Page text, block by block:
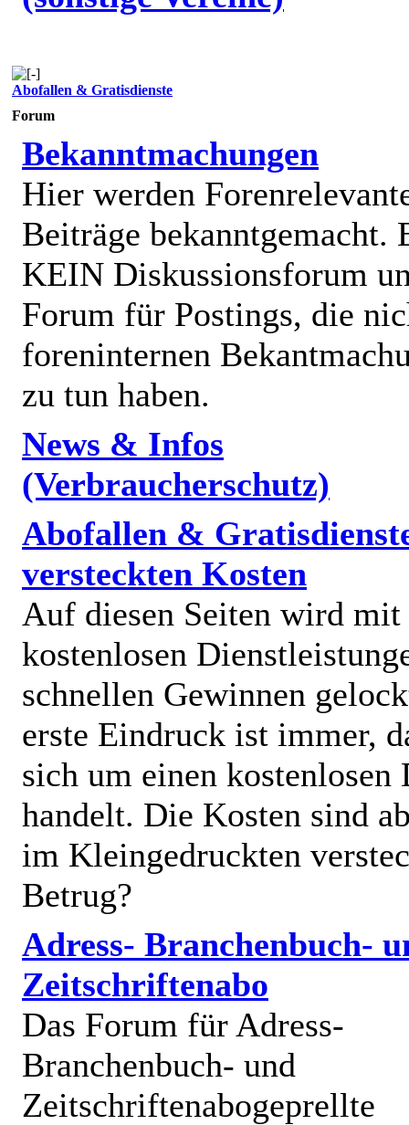
Abofallen & Gratisdienste
Forum
Bekanntmachungen
Hier werden
Beiträge bekanntgemacht.
KEIN Diskussionsforum
Forum für Postings, die
foreninternen
zu tun haben.
News & Infos
(Verbraucherschutz)
Abofallen &
versteckten Kosten
Auf diesen Seiten wird mit
kostenlosen
schnellen Gewinnen
erste Eindruck ist immer,
sich um einen kostenlosen
handelt. Die Kosten sind
im Kleingedruckten
Betrug?
Adress- Branchenbuch-
Zeitschriftenabo
Das Forum für Adress-
Branchenbuch- und
Zeitschriftenabogeprellte